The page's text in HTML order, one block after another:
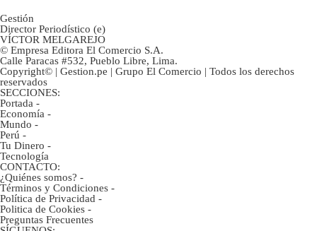
Gestión
Director Periodístico (e)
VÍCTOR MELGAREJO
© Empresa Editora El Comercio S.A.
Calle Paracas #532, Pueblo Libre, Lima.
Copyright© | Gestion.pe | Grupo El Comercio | Todos los derechos
reservados
SECCIONES:
Portada -
Economía -
Mundo -
Perú -
Tu Dinero -
Tecnología
CONTACTO:
¿Quiénes somos? -
Términos y Condiciones -
Política de Privacidad -
Politica de Cookies -
Preguntas Frecuentes